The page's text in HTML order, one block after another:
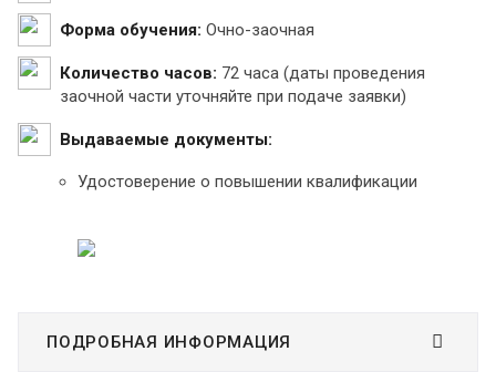
Форма обучения: Очно-заочная
Количество часов: 72 часа (даты проведения
заочной части уточняйте при подаче заявки)
Выдаваемые документы:
Удостоверение о повышении квалификации
ПОДРОБНАЯ ИНФОРМАЦИЯ